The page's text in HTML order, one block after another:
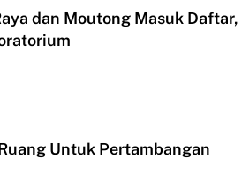
dan Moutong Masuk Daftar,
Untuk Pertambangan